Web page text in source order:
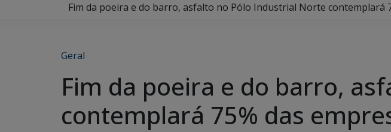
Fim da poeira e do barro, asfalto no Pólo Industrial Norte contemplará
Geral
Fim da poeira e do barro,
contemplará 75% das